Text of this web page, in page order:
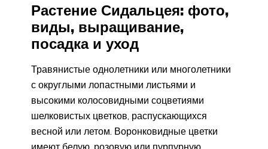
Растение Сидальцея: фото,
виды, выращивание,
посадка и уход
Травянистые однолетники или много­летники
с округлыми лопастными листьями и
высокими колосовидными соцветиями
шелковистых цветков, распускающихся
весной или летом. Воронковидные цветки